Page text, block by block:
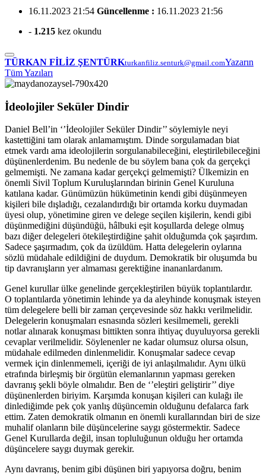
16.11.2023 21:54 Güncellenme : 16.11.2023 21:56
- 1.215 kez okundu
TÜRKAN FİLİZ ŞENTÜRKturkanfiliz.senturk@gmail.comYazarın
Tüm Yazıları
İdeolojiler Seküler Dindir
Daniel Bell’in ‘’İdeolojiler Seküler Dindir’’ söylemiyle neyi
kastettiğini tam olarak anlamamıştım. Dinde sorgulamadan biat
etmek vardı ama ideolojilerin sorgulanabileceğini, eleştirilebileceğini
düşünenlerdenim. Bu nedenle de bu söylem bana çok da gerçekçi
gelmemişti. Ne zamana kadar gerçekçi gelmemişti? Ülkemizin en
önemli Sivil Toplum Kuruluşlarından birinin Genel Kuruluna
katılana kadar. Günümüzün hükümetinin kendi gibi düşünmeyen
kişileri bile dışladığı, cezalandırdığı bir ortamda korku duymadan
üyesi olup, yönetimine giren ve delege seçilen kişilerin, kendi gibi
düşünmediğini düşündüğü, hâlbuki eşit koşullarda delege olmuş
bazı diğer delegeleri ötekileştirdiğine şahit olduğumda çok şaşırdım.
Sadece şaşırmadım, çok da üzüldüm. Hatta delegelerin oylarına
sözlü müdahale edildiğini de duydum. Demokratik bir oluşumda bu
tip davranışların yer almaması gerektiğine inananlardanım.
Genel kurullar ülke genelinde gerçekleştirilen büyük toplantılardır.
O toplantılarda yönetimin lehinde ya da aleyhinde konuşmak isteyen
tüm delegelere belli bir zaman çerçevesinde söz hakkı verilmelidir.
Delegelerin konuşmaları esnasında sözleri kesilmemeli, gerekli
notlar alınarak konuşması bittikten sonra ihtiyaç duyuluyorsa gerekli
cevaplar verilmelidir. Söylenenler ne kadar olumsuz olursa olsun,
müdahale edilmeden dinlenmelidir. Konuşmalar sadece cevap
vermek için dinlenmemeli, içeriği de iyi anlaşılmalıdır. Aynı ülkü
etrafında birleşmiş bir örgütün elemanlarının yapması gereken
davranış şekli böyle olmalıdır. Ben de ‘’eleştiri geliştirir’’ diye
düşünenlerden biriyim. Karşımda konuşan kişileri can kulağı ile
dinlediğimde pek çok yanlış düşüncemin olduğunu defalarca fark
ettim. Zaten demokratik olmanın en önemli kurallarından biri de size
muhalif olanların bile düşüncelerine saygı göstermektir. Sadece
Genel Kurullarda değil, insan topluluğunun olduğu her ortamda
düşüncelere saygı duymak gerekir.
Aynı davranış, benim gibi düşünen biri yapıyorsa doğru, benim